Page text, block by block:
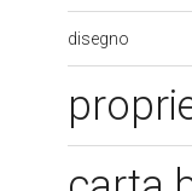
disegno